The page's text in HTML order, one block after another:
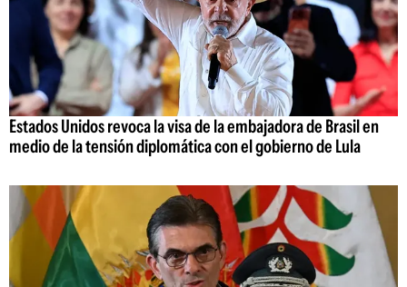
Estados Unidos revoca la visa de la embajadora de Brasil en
medio de la tensión diplomática con el gobierno de Lula